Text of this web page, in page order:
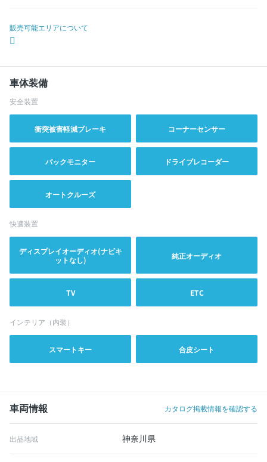
販売可能エリアについて
車体装備
安全装置
衝突被害軽減ブレーキ コーナーセンサー
バックモニター ドライブレコーダー
オートクルーズ
快適装置
ディスプレイオーディオ(ナビキ
ットなし)
純正オーディオ
TV ETC
インテリア（内装）
スマートキー 合皮シート
車両情報 カタログ掲載情報を確認する
出品地域 神奈川県